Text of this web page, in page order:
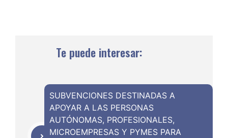
Te puede interesar:
SUBVENCIONES DESTINADAS A
APOYAR A LAS PERSONAS
AUTÓNOMAS, PROFESIONALES,
MICROEMPRESAS Y PYMES PARA